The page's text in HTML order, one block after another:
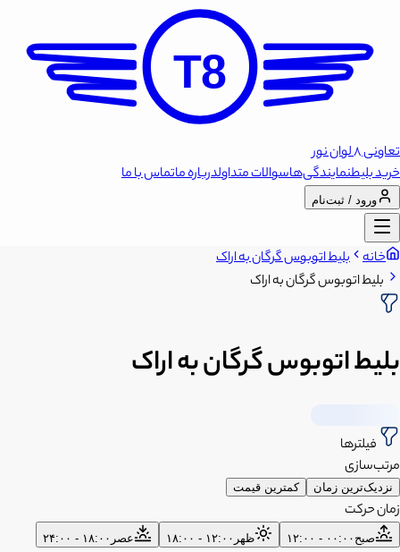
T8
تعاونی 8 لوان نور
خرید بلیطنمایندگی‌هاسوالات متداولدرباره ماتماس با ما
ورود / ثبت‌نام
خانه بلیط اتوبوس گرگان به اراک
بلیط اتوبوس گرگان به اراک
بلیط اتوبوس گرگان به اراک
فیلترها
مرتب‌سازی
نزدیک‌ترین زمان کمترین قیمت
زمان حرکت
صبح ۰۰:۰۰ - ۱۲:۰۰ ظهر ۱۲:۰۰ - ۱۸:۰۰ عصر ۱۸:۰۰ - ۲۴:۰۰